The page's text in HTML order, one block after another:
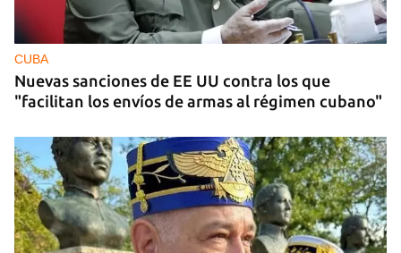
La hija de un diplomático castrista expulsado de
EE UU en 2003 está bajo custodia del ICE
CUBA
Nuevas sanciones de EE UU contra los que
"facilitan los envíos de armas al régimen cubano"